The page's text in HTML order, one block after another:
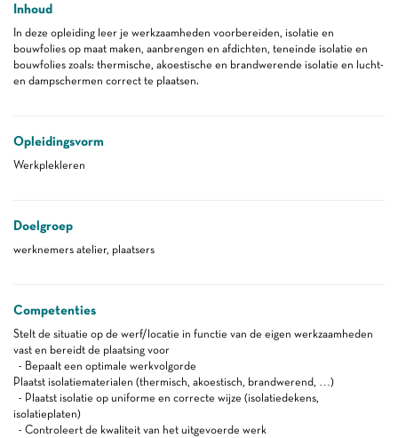
Inhoud
In deze opleiding leer je werkzaamheden voorbereiden, isolatie en
bouwfolies op maat maken, aanbrengen en afdichten, teneinde isolatie en
bouwfolies zoals: thermische, akoestische en brandwerende isolatie en lucht-
en dampschermen correct te plaatsen.
Opleidingsvorm
Werkplekleren
Doelgroep
werknemers atelier, plaatsers
Competenties
Stelt de situatie op de werf/locatie in functie van de eigen werkzaamheden
vast en bereidt de plaatsing voor
- Bepaalt een optimale werkvolgorde
Plaatst isolatiematerialen (thermisch, akoestisch, brandwerend, …)
- Plaatst isolatie op uniforme en correcte wijze (isolatiedekens,
isolatieplaten)
- Controleert de kwaliteit van het uitgevoerde werk